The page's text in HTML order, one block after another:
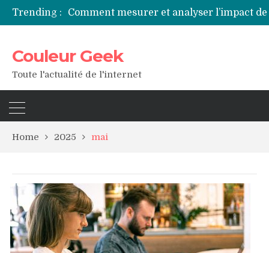
Trending :
Couleur Geek
Toute l'actualité de l'internet
Home 2025 mai